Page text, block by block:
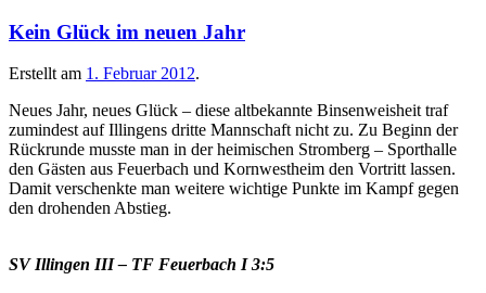
Kein Glück im neuen Jahr
Erstellt am 1. Februar 2012.
Neues Jahr, neues Glück – diese altbekannte Binsenweisheit traf
zumindest auf Illingens dritte Mannschaft nicht zu. Zu Beginn der
Rückrunde musste man in der heimischen Stromberg – Sporthalle
den Gästen aus Feuerbach und Kornwestheim den Vortritt lassen.
Damit verschenkte man weitere wichtige Punkte im Kampf gegen
den drohenden Abstieg.
SV Illingen III – TF Feuerbach I 3:5